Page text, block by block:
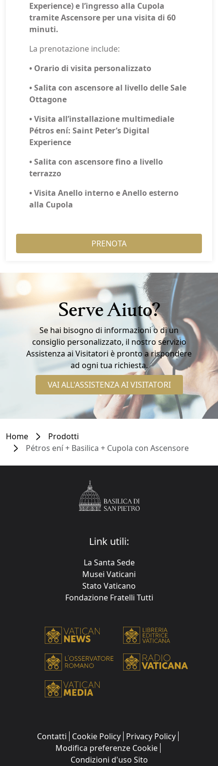
Experience) e l’ingresso alla Cupola
tramite Ascensore per una visita di 60
minuti.
La prenotazione include:
• Orario di visita personalizzato
• Salita con ascensore al livello delle Sale
Ottagone
• Visita all’installazione multimediale
Pétros ení: Saint Peter’s Digital
Experience
• Salita con ascensore fino a livello
terrazzo
• Visita Anello interno e Anello esterno
alla Cupola
PRENOTA
Serve Aiuto?
Se hai bisogno di informazioni o di un
consiglio personalizzato, il nostro servizio
Assistenza ai Visitatori è pronto a rispondere
ad ogni tua richiesta.
VAI ALL'ASSISTENZA AI VISITATORI
Home
Prodotti
Pétros ení + Basilica + Cupola con Ascensore
Link utili:
La Santa Sede
Musei Vaticani
Stato Vaticano
Fondazione Fratelli Tutti
Contatti Cookie Policy Privacy Policy
Modifica preferenze Cookie
Condizioni d'uso Sito